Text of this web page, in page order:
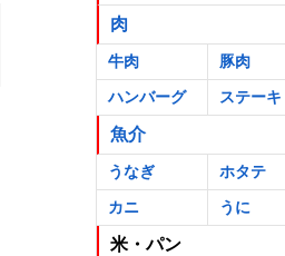
肉
牛肉 豚肉
ハンバーグ
ステーキ
魚介
うなぎ ホタテ
カニ
うに
米・パン